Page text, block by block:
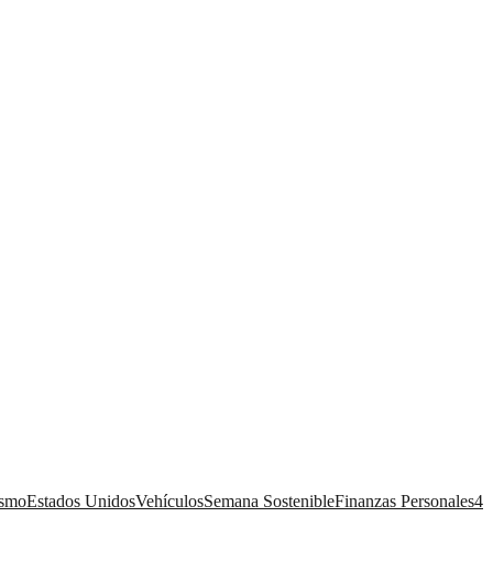
Estados UnidosVehículosSemana SostenibleFinanzas Personales4